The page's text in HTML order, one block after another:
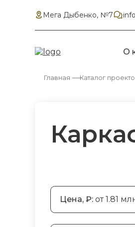
Мега Дыбенко, №7
О
Главная Каталог
Цена, ₽: от 1.81